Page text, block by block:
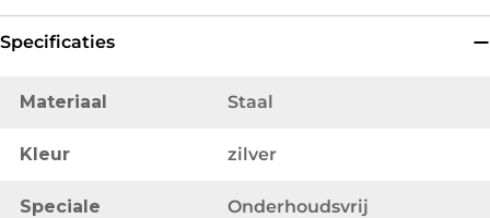
Specificaties
Materiaal Staal
Kleur zilver
Speciale
Onderhoudsvrij